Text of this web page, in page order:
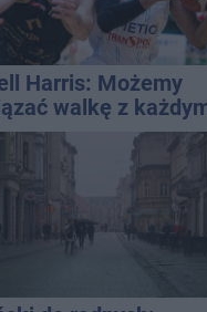
Harris: Możemy
walkę z
lidze